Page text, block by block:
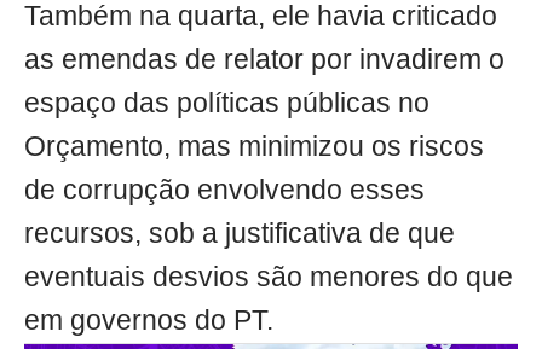
Também na quarta, ele havia criticado
as emendas de relator por invadirem o
espaço das políticas públicas no
Orçamento, mas minimizou os riscos
de corrupção envolvendo esses
recursos, sob a justificativa de que
eventuais desvios são menores do que
em governos do PT.